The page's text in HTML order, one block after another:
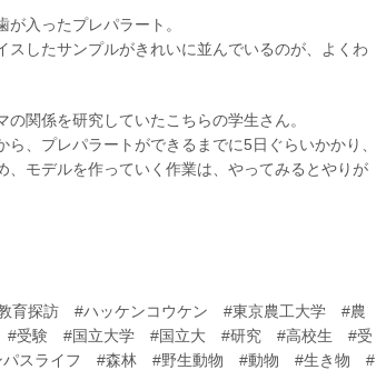
入ったプレパラート。
したサンプルがきれいに並んでいるのが、よくわ
関係を研究していたこちらの学生さん。
、プレパラートができるまでに5日ぐらいかかり、
モデルを作っていく作業は、やってみるとやりが
育探訪 #ハッケンコウケン #東京農工大学 #農
受験 #国立大学 #国立大 #研究 #高校生 #受
スライフ #森林 #野生動物 #動物 #生き物 #